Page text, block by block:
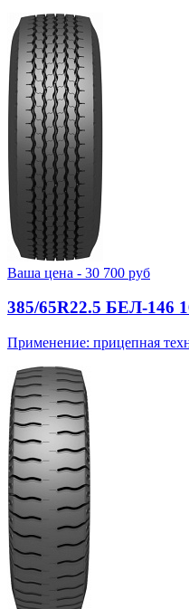
Ваша цена - 30 700 руб
385/65R22.5 БЕЛ-146
Применение: прицепная